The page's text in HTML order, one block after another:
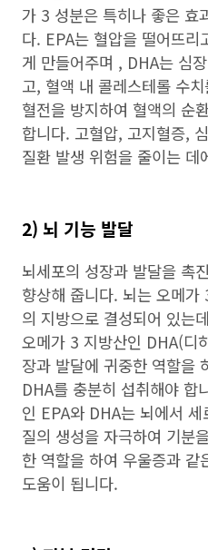
가 3 성분은 특히나 좋은 효
다. EPA는 혈압을 떨어뜨리
게 만들어주며 , DHA는 심
고, 혈액 내 콜레스테롤 수
혈전을 방지하여 혈액의 순
합니다. 고혈압, 고지혈증,
질환 발생 위험을 줄이는 데
2) 뇌 기능 발달
뇌세포의 성장과 발달을 촉
향상해 줍니다. 뇌는 오메
의 지방으로 결성되어 있는
오메가 3 지방산인 DHA(디
장과 발달에 귀중한 역할을
DHA를 충분히 섭취해야 합
인 EPA와 DHA는 뇌에서
질의 생성을 자극하여 기분
한 역할을 하여 우울증과
도움이 됩니다.